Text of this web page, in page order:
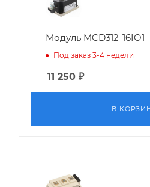
Модуль MCD312-16IO1
Под заказ 3-4 недели
11 250 ₽
В